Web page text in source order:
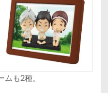
も2種。